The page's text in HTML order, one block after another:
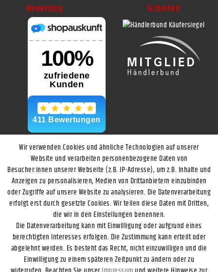
Bewertung Sicherheit
Wir verwenden Cookies und ähnliche Technologien auf unserer
Website und verarbeiten personenbezogene Daten von
Besucher:innen unserer Webseite (z.B. IP-Adresse), um z.B. Inhalte und
Anzeigen zu personalisieren, Medien von Drittanbietern einzubinden
oder Zugriffe auf unsere Website zu analysieren. Die Datenverarbeitung
erfolgt erst durch gesetzte Cookies. Wir teilen diese Daten mit Dritten,
die wir in den Einstellungen benennen.
Die Datenverarbeitung kann mit Einwilligung oder aufgrund eines
berechtigten Interesses erfolgen. Die Zustimmung kann erteilt oder
abgelehnt werden. Es besteht das Recht, nicht einzuwilligen und die
Einwilligung zu einem späteren Zeitpunkt zu ändern oder zu